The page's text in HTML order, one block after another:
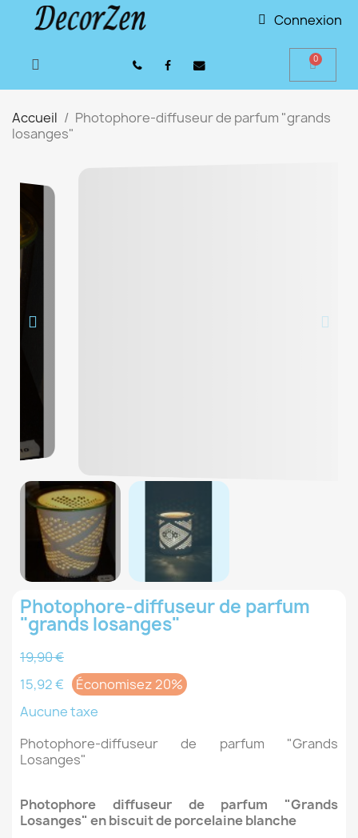
Connexion
Accueil
Photophore-diffuseur de parfum "grands
losanges"
Photophore-diffuseur de parfum
"grands losanges"
19,90 €
15,92 €
Économisez 20%
Aucune taxe
Photophore-diffuseur de parfum "Grands
Losanges"
Photophore diffuseur de parfum "Grands
Losanges" en biscuit de porcelaine blanche